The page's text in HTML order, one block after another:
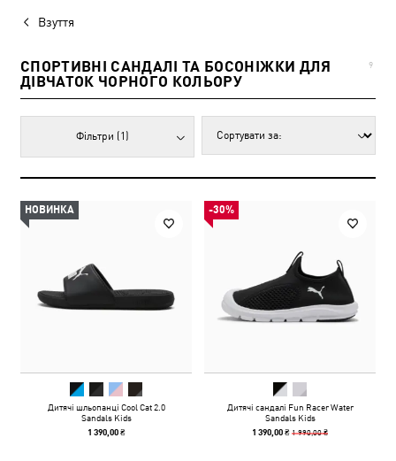
Взуття
СПОРТИВНІ САНДАЛІ ТА БОСОНІЖКИ ДЛЯ
ДІВЧАТОК ЧОРНОГО КОЛЬОРУ
9
Фільтри (1)
НОВИНКА
Дитячі шльопанці Cool Cat 2.0
Sandals Kids
1 390,00 ₴
-30%
Дитячі сандалі Fun Racer Water
Sandals Kids
1 390,00 ₴1 990,00 ₴